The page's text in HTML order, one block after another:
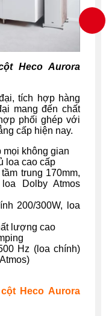
Heco Aurora
tích hợp hàng
mang đến chất
phối ghép với
cấp hiện nay.
không gian
loa cao cấp
trung 170mm,
Dolby Atmos
200/300W, loa
lượng cao
Hz (loa chính)
Heco Aurora